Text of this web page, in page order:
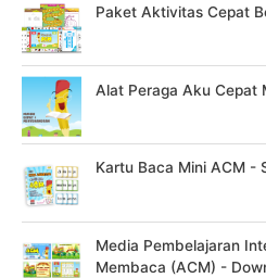
Paket Aktivitas Cepat
Alat Peraga Aku Cepat
Kartu Baca Mini ACM -
Media Pembelajaran
Membaca (ACM) -